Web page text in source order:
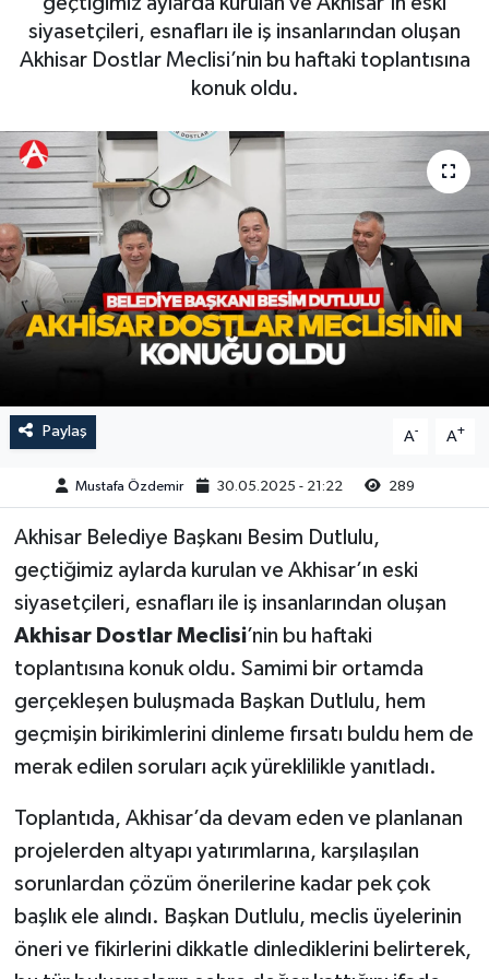
siyasetçileri, esnafları ile iş insanlarından oluşan
Akhisar Dostlar Meclisi’nin bu haftaki toplantısına
konuk oldu.
Paylaş A- A+
Mustafa Özdemir 30.05.2025 - 21:22 289
Akhisar Belediye Başkanı Besim Dutlulu,
geçtiğimiz aylarda kurulan ve Akhisar’ın eski
siyasetçileri, esnafları ile iş insanlarından oluşan
Akhisar Dostlar Meclisi’nin bu haftaki
toplantısına konuk oldu. Samimi bir ortamda
gerçekleşen buluşmada Başkan Dutlulu, hem
geçmişin birikimlerini dinleme fırsatı buldu hem de
merak edilen soruları açık yüreklilikle yanıtladı.
Toplantıda, Akhisar’da devam eden ve planlanan
projelerden altyapı yatırımlarına, karşılaşılan
sorunlardan çözüm önerilerine kadar pek çok
başlık ele alındı. Başkan Dutlulu, meclis üyelerinin
öneri ve fikirlerini dikkatle dinlediklerini belirterek,
Magazin
Kadın
Yerel Haber
Akhisar Emlak
Ülke
Etiketler
Duyurular
Sektörel
Röportaj
Dünya
Yaşam
Teknoloji
Yerel Haber
Akhisar Emlak
Ülke